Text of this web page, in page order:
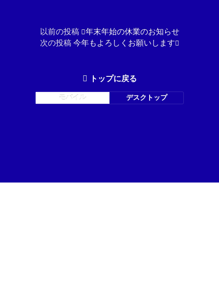
以前の投稿 年末年始の休業のお知らせ
次の投稿今年もよろしくお願いします
トップに戻る
モバイル デスクトップ